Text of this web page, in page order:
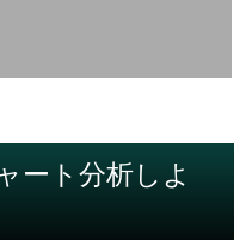
ート分析しよ